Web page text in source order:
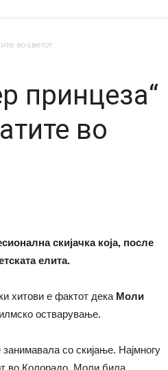
во светот
принцеза“
во
скијачка која, после
елита.
хитови е фактот дека Моли
остварување.
со скијање. Најмногу
во Колорадо. Моли била